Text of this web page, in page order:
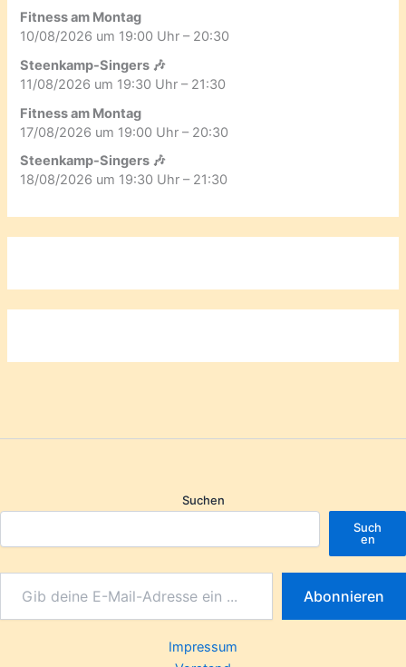
Fitness am Montag
10/08/2026 um 19:00 Uhr – 20:30
Steenkamp-Singers 🎶
11/08/2026 um 19:30 Uhr – 21:30
Fitness am Montag
17/08/2026 um 19:00 Uhr – 20:30
Steenkamp-Singers 🎶
18/08/2026 um 19:30 Uhr – 21:30
Suchen
Such
en
Abonnieren
Impressum